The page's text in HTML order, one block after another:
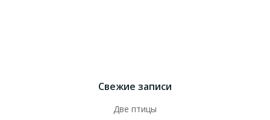
Свежие записи
Две птицы